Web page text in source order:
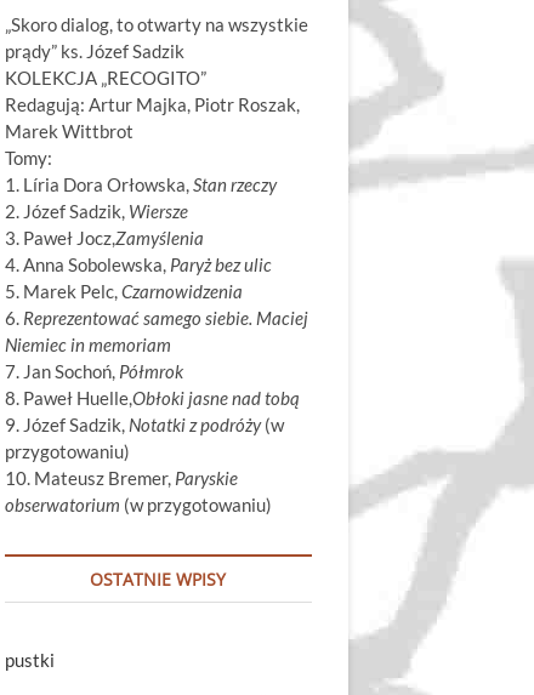
„Skoro dialog, to otwarty na wszystkie
prądy” ks. Józef Sadzik
KOLEKCJA „RECOGITO”
Redagują: Artur Majka, Piotr Roszak,
Marek Wittbrot
Tomy:
1. Líria Dora Orłowska,Stan rzeczy
2. Józef Sadzik, Wiersze
3. Paweł Jocz,Zamyślenia
4. Anna Sobolewska, Paryż bez ulic
5. Marek Pelc,Czarnowidzenia
6. Reprezentować samego siebie. Maciej
Niemiec in memoriam
7. Jan Sochoń, Półmrok
8. Paweł Huelle,Obłoki jasne nad tobą
9. Józef Sadzik, Notatki z podróży(w
przygotowaniu)
10. Mateusz Bremer, Paryskie
obserwatorium (w przygotowaniu)
OSTATNIE WPISY
pustki